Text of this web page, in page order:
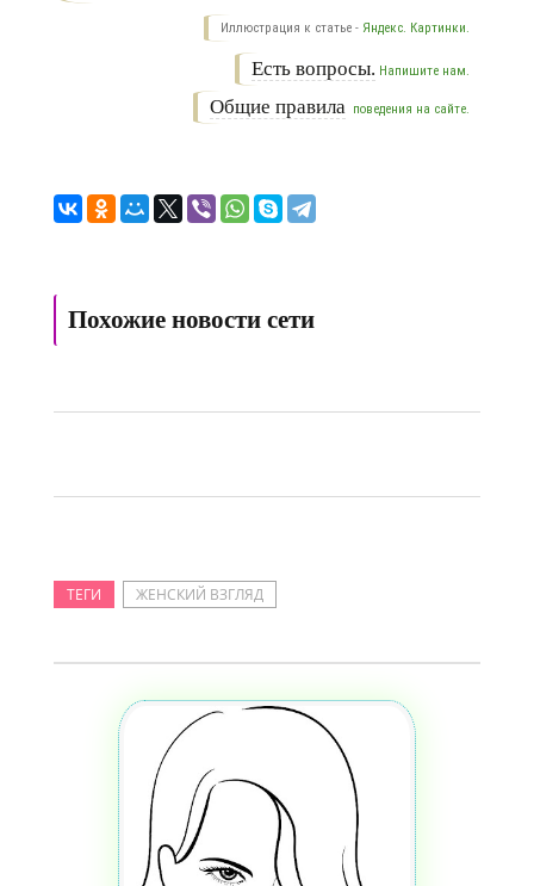
Иллюстрация к статье - Яндекс. Картинки.
Есть вопросы. Напишите нам.
Общие правила поведения на сайте.
Похожие новости сети
ТЕГИ ЖЕНСКИЙ ВЗГЛЯД